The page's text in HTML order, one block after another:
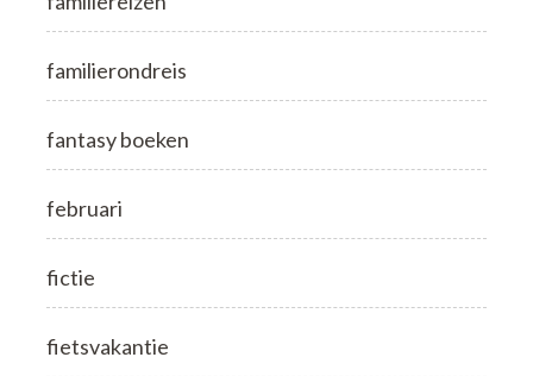
familierondreis
fantasy boeken
februari
fictie
fietsvakantie